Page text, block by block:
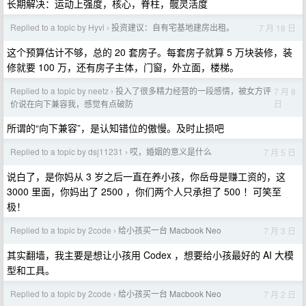
长期解决：运动上强度，核心，脊柱，髋灵活度
Replied to a topic by Hyvi › 投资建议：自有宅基地建房出租。 7 月 18 日
这个预算估计不够，总的 20 套房子。每套房子就算 5 万块装修，装
修就要 100 万，还有房子主体，门窗，外立面，楼梯。
Replied to a topic by neetz › 投入了很多精力经营的一段感情，被女方评
价说在向下兼容我，感觉有点破防
7 月 8
日
所谓的“向下兼容”，是认知错位的傲慢。及时止损吧
Replied to a topic by dsj11231 › 哎，婚姻的意义是什么 7 月 5 日
说白了，是你妈从 3 岁之后一直在养小孩，你岳母是赚工资的，这
3000 里面，你妈出了 2500 ，你们两个人只承担了 500 ！可笑至
极！
Replied to a topic by 2code › 给小孩买一台 Macbook Neo 7 月 3 日
其实翻墙，我主要是想让小孩用 Codex ，想要给小孩最好的 AI 大模
型和工具。
Replied to a topic by 2code › 给小孩买一台 Macbook Neo 7 月 2 日